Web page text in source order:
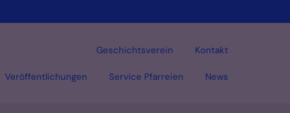
Veröffentlichungen Service Pfarreien News
Geschichtsverein Kontakt